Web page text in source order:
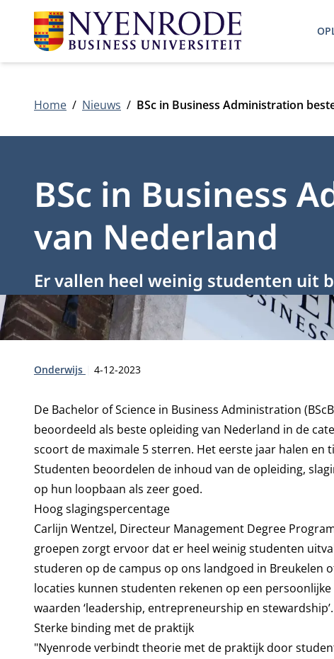
Home Nieuws BSc in Business Administration
BSc in Business
van Nederland
Er vallen heel weinig studenten uit
Type:
Onderwijs Publicatiedatum:
4-12-2023
De Bachelor of Science in Business Administration
beoordeeld als beste opleiding van Nederland in de
scoort de maximale 5 sterren. Het eerste jaar halen
Studenten beoordelen de inhoud van de opleiding,
op hun loopbaan als zeer goed.
Hoog slagingspercentage
Carlijn Wentzel, Directeur Management Degree
groepen zorgt ervoor dat er heel weinig studenten
studeren op de campus op ons landgoed in Breukelen
locaties kunnen studenten rekenen op een
waarden ‘leadership, entrepreneurship en stewardship’.
Sterke binding met de praktijk
"Nyenrode verbindt theorie met de praktijk door